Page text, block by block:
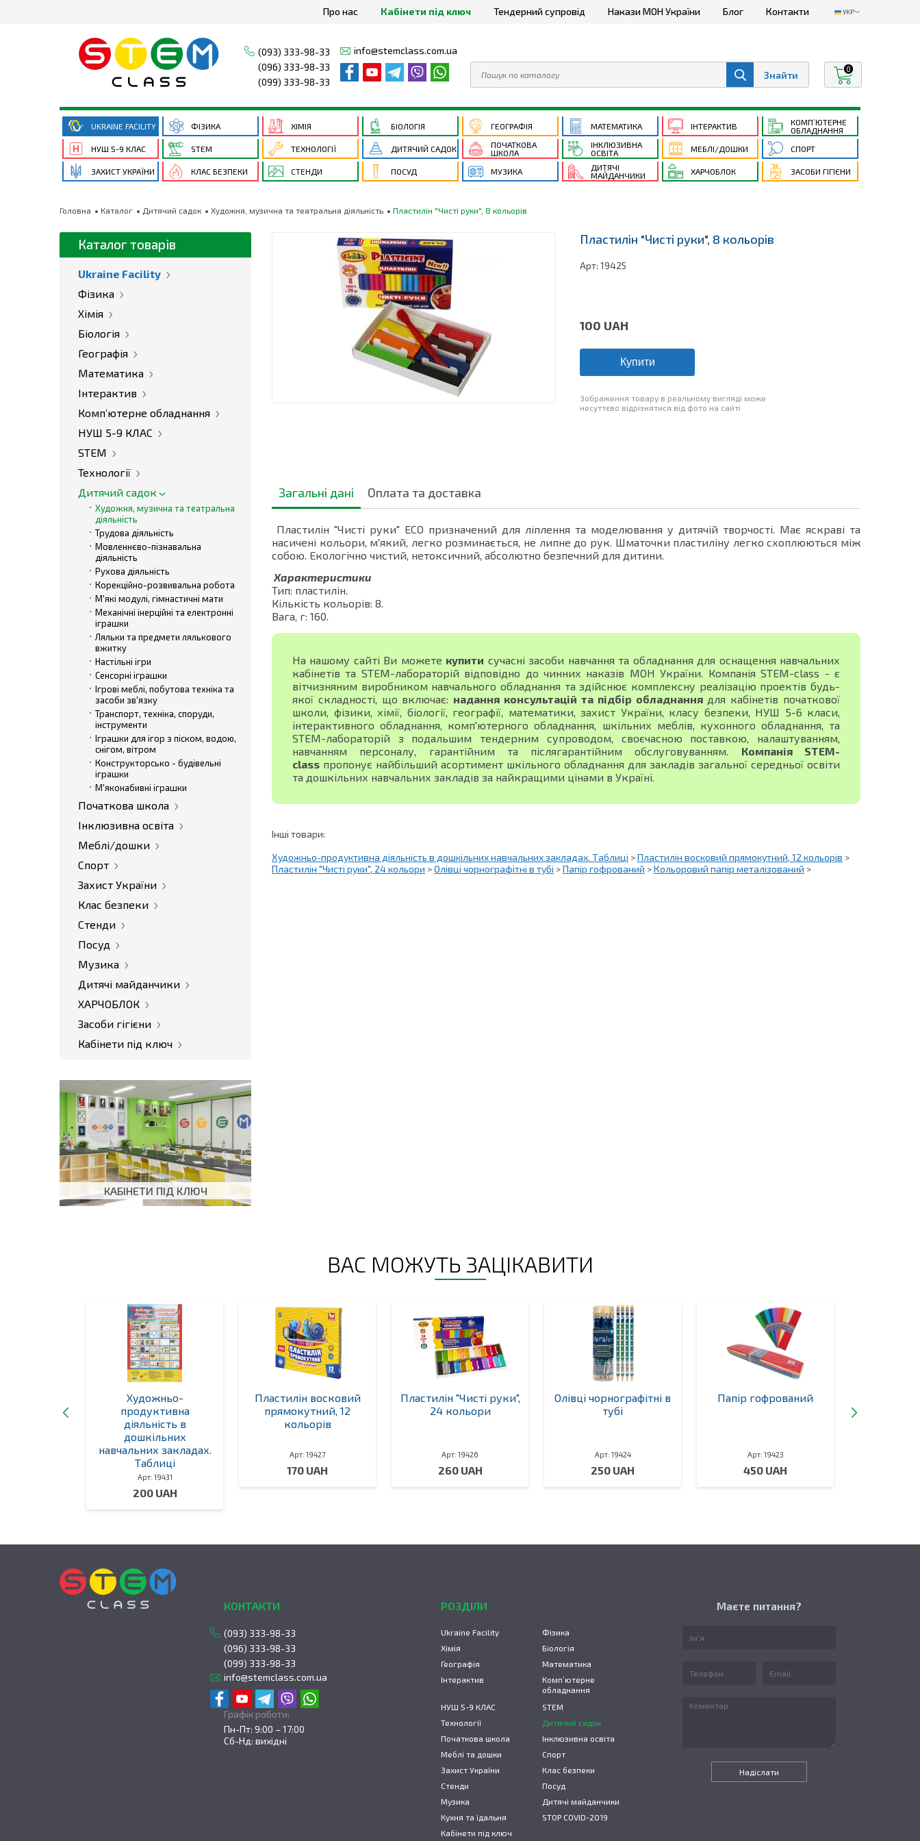
Про нас Кабінети під ключ Тендерний супровід Накази МОН України Блог Контакти УКР
(093) 333-98-33
(096) 333-98-33
(099) 333-98-33
info@stemclass.com.ua
0
UKRAINE FACILITY ФІЗИКА ХІМІЯ БІОЛОГІЯ ГЕОГРАФІЯ МАТЕМАТИКА ІНТЕРАКТИВ
КОМП’ЮТЕРНЕ
ОБЛАДНАННЯ
НУШ 5-9 КЛАС
STEM ТЕХНОЛОГІЇ ДИТЯЧИЙ САДОК
ПОЧАТКОВА
ШКОЛА
ІНКЛЮЗИВНА
ОСВІТА
МЕБЛІ/ДОШКИ СПОРТ
ЗАХИСТ УКРАЇНИ КЛАС БЕЗПЕКИ СТЕНДИ ПОСУД МУЗИКА
ДИТЯЧІ
МАЙДАНЧИКИ
ХАРЧОБЛОК ЗАСОБИ ГІГІЄНИ
Головна Каталог Дитячий садок Художня, музична та театральна діяльність Пластилін "Чисті руки", 8 кольорів
Каталог товарів
Ukraine Facility
Фізика
Хімія
Біологія
Географія
Математика
Інтерактив
Комп’ютерне обладнання
НУШ 5-9 КЛАС
STEM
Технології
Дитячий садок
Художня, музична та театральна
діяльність
Трудова діяльність
Мовленнєво-пізнавальна
діяльність
Рухова діяльність
Корекційно-розвивальна робота
М'які модулі, гімнастичні мати
Механічні інерційні та електронні
іграшки
Ляльки та предмети лялькового
вжитку
Настільні ігри
Сенсорні іграшки
Ігрові меблі, побутова техніка та
засоби зв'язку
Транспорт, техніка, споруди,
інструменти
Іграшки для ігор з піском, водою,
снігом, вітром
Конструкторсько - будівельні
іграшки
М'яконабивні іграшки
Початкова школа
Інклюзивна освіта
Меблі/дошки
Спорт
Захист України
Клас безпеки
Стенди
Посуд
Музика
Дитячі майданчики
ХАРЧОБЛОК
Засоби гігієни
Кабінети під ключ
КАБІНЕТИ ПІД КЛЮЧ
Пластилін "Чисті руки", 8 кольорів
Арт: 19425
100 UAH
Купити
Зображення товару в реальному вигляді може
несуттєво відрізнятися від фото на сайті
Загальні дані Оплата та доставка
Пластилін "Чисті руки" ECO призначений для ліплення та моделювання у дитячій творчості. Має яскраві та
насичені кольори, м'який, легко розминається, не липне до рук. Шматочки пластиліну легко схоплюються між
собою. Екологічно чистий, нетоксичний, абсолютно безпечний для дитини.
Характеристики
Тип: пластилін.
Кількість кольорів: 8.
Вага, г: 160.
На нашому сайті Ви можете купити сучасні засоби навчання та обладнання для оснащення навчальних
кабінетів та STEM-лабораторій відповідно до чинних наказів МОН України. Компанія STEM-class - є
вітчизняним виробником навчального обладнання та здійснює комплексну реалізацію проектів будь-
якої складності, що включає: надання консультацій та підбір обладнаннядля кабінетів початкової
школи, фізики, хімії, біології, географії, математики, захист України, класу безпеки, НУШ 5-6 класи,
інтерактивного обладнання, комп'ютерного обладнання, шкільних меблів, кухонного обладнання, та
STEM-лабораторій з подальшим тендерним супроводом, своєчасною поставкою, налаштуванням,
навчанням персоналу, гарантійним та післягарантійним обслуговуванням. Компанія STEM-
class пропонує найбільший асортимент шкільного обладнання для закладів загальної середньої освіти
та дошкільних навчальних закладів за найкращими цінами в Україні.
Інші товари:
Художньо-продуктивна діяльність в дошкільних навчальних закладах. Таблиці >Пластилін восковий прямокутний, 12 кольорів >
Пластилін "Чисті руки", 24 кольори >Олівці чорнографітні в тубі >Папір гофрований >Кольоровий папір металізований >
ВАС МОЖУТЬ ЗАЦІКАВИТИ
Художньо-
продуктивна
діяльність в
дошкільних
навчальних закладах.
Таблиці
Арт: 19431
200 UAH
Пластилін восковий
прямокутний, 12
кольорів
Арт: 19427
170 UAH
Пластилін "Чисті руки",
24 кольори
Арт: 19426
260 UAH
Олівці чорнографітні в
тубі
Арт: 19424
250 UAH
Папір гофрований
Арт: 19423
450 UAH
КОНТАКТИ
(093) 333-98-33
(096) 333-98-33
(099) 333-98-33
info@stemclass.com.ua
Графік роботи:
Пн-Пт: 9:00 – 17:00
Сб-Нд: вихідні
РОЗДІЛИ
Ukraine Facility
Фізика
Хімія
Біологія
Географія
Математика
Інтерактив
Комп’ютерне
обладнання
НУШ 5-9 КЛАС
STEM
Технології
Дитячий садок
Початкова школа
Інклюзивна освіта
Меблі та дошки
Спорт
Захист України
Клас безпеки
Стенди
Посуд
Музика
Дитячі майданчики
Кухня та їдальня
STOP COVID-2019
Кабінети під ключ
Маєте питання?